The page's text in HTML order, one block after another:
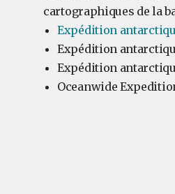
cartographiques de la
Expédition
Expédition
Expédition
Oceanwide